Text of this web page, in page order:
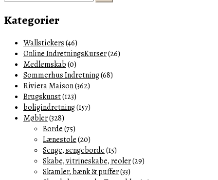
Kategorier
Wallstickers(46)
Online IndretningsKurser(26)
Medlemskab(0)
Sommerhus Indretning(68)
Riviera Maison(362)
Brugskunst(123)
boligindretning(157)
Møbler(328)
Borde(75)
Lænestole(20)
Senge, sengeborde(15)
Skabe, vitrineskabe, reoler(29)
Skamler, bænk & puffer(33)